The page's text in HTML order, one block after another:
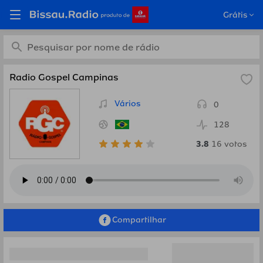
Grátis
Ouça Radio Gospel
Campinas, Brasil em
Bissau.Radio
Radio Gospel Campinas
Vários
0
128
3.8 16 votos
Compartilhar